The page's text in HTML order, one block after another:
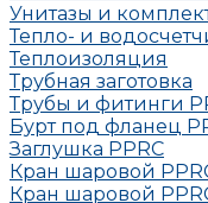
Унитазы и
Тепло- и
Теплоизоляция
Трубная заготовка
Трубы и фитинги
Бурт под фланец
Заглушка РРRC
Кран шаровой
Кран шаровой